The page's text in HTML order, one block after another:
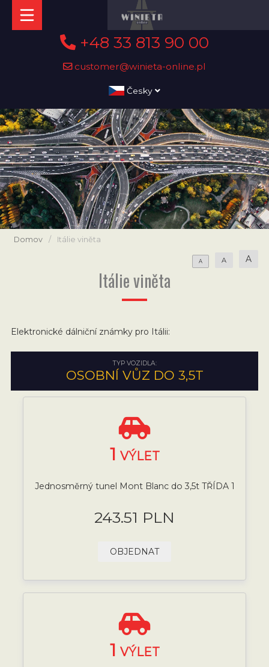
+48 33 813 90 00
customer@winieta-online.pl
Česky
Domov / Itálie viněta
A A A
Itálie viněta
Elektronické dálniční známky pro Itálii:
TYP VOZIDLA:
OSOBNÍ VŮZ DO 3,5T
1 VÝLET
Jednosměrný tunel Mont Blanc do 3,5t TŘÍDA 1
243.51 PLN
OBJEDNAT
1 VÝLET